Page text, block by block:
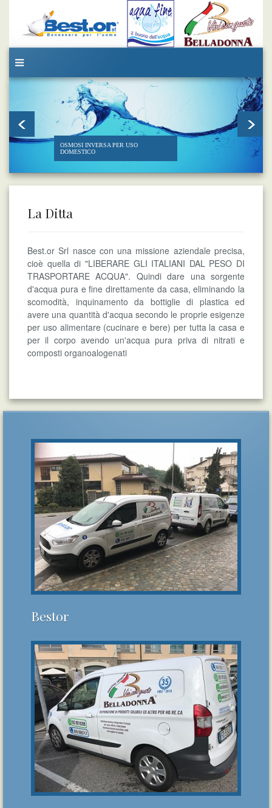
OSMOSI INVERSA PER USO
DOMESTICO
La Ditta
Best.or Srl nasce con una missione aziendale precisa,
cioè quella di "LIBERARE GLI ITALIANI DAL PESO DI
TRASPORTARE ACQUA". Quindi dare una sorgente
d'acqua pura e fine direttamente da casa, eliminando la
scomodità, inquinamento da bottiglie di plastica ed
avere una quantità d'acqua secondo le proprie esigenze
per uso alimentare (cucinare e bere) per tutta la casa e
per il corpo avendo un'acqua pura priva di nitrati e
composti organoalogenati
Bestor